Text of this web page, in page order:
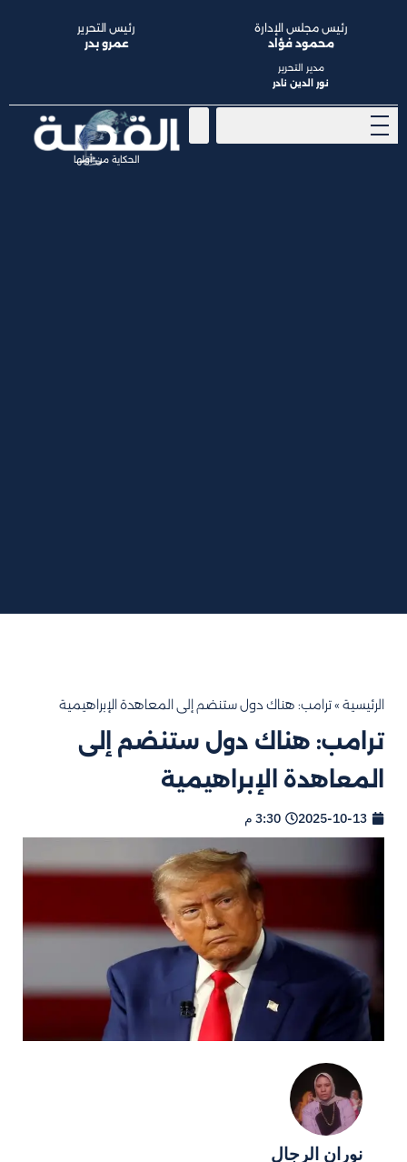
الحكاية من أولها
رئيس مجلس الإدارة
محمود فؤاد
مدير التحرير
نور الدين نادر
رئيس التحرير
عمرو بدر
الرئيسية »ترامب: هناك دول ستنضم إلى المعاهدة الإبراهيمية
ترامب: هناك دول ستنضم إلى
المعاهدة الإبراهيمية
2025-10-13 3:30 م
نوران الرجال